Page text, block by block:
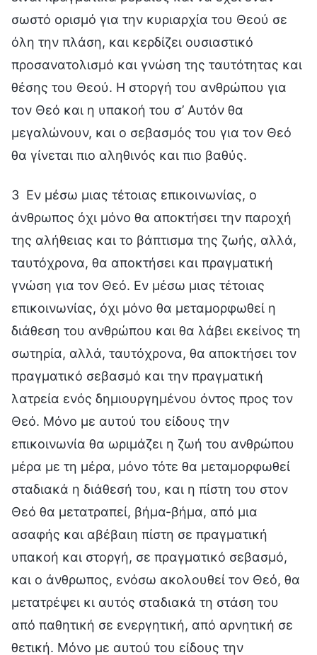
σωστό ορισμό για την κυριαρχία του Θεού σε
όλη την πλάση, και κερδίζει ουσιαστικό
προσανατολισμό και γνώση της ταυτότητας και
θέσης του Θεού. Η στοργή του ανθρώπου για
τον Θεό και η υπακοή του σ’ Αυτόν θα
μεγαλώνουν, και ο σεβασμός του για τον Θεό
θα γίνεται πιο αληθινός και πιο βαθύς.
3 Εν μέσω μιας τέτοιας επικοινωνίας, ο
άνθρωπος όχι μόνο θα αποκτήσει την παροχή
της αλήθειας και το βάπτισμα της ζωής, αλλά,
ταυτόχρονα, θα αποκτήσει και πραγματική
γνώση για τον Θεό. Εν μέσω μιας τέτοιας
επικοινωνίας, όχι μόνο θα μεταμορφωθεί η
διάθεση του ανθρώπου και θα λάβει εκείνος τη
σωτηρία, αλλά, ταυτόχρονα, θα αποκτήσει τον
πραγματικό σεβασμό και την πραγματική
λατρεία ενός δημιουργημένου όντος προς τον
Θεό. Μόνο με αυτού του είδους την
επικοινωνία θα ωριμάζει η ζωή του ανθρώπου
μέρα με τη μέρα, μόνο τότε θα μεταμορφωθεί
σταδιακά η διάθεσή του, και η πίστη του στον
Θεό θα μετατραπεί, βήμα-βήμα, από μια
ασαφής και αβέβαιη πίστη σε πραγματική
υπακοή και στοργή, σε πραγματικό σεβασμό,
και ο άνθρωπος, ενόσω ακολουθεί τον Θεό, θα
μετατρέψει κι αυτός σταδιακά τη στάση του
από παθητική σε ενεργητική, από αρνητική σε
θετική. Μόνο με αυτού του είδους την